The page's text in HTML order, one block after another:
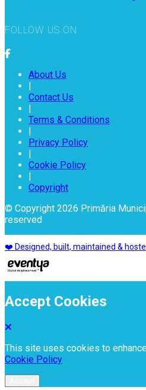
FOLLOW US ON
About Us
|
Contact Us
|
Terms & Conditions
|
Privacy Policy
|
Cookie Policy
|
Copyright
© Copyright 2026 Primăria
reserved
❤️ Designed, built, maintained &
Accept Cookies
This site uses cookies to
Cookie Policy